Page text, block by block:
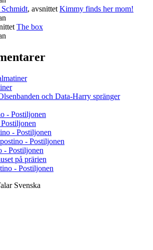
, avsnittetKimmy finds her mom!
The box
och Data-Harry spränger
- Postiljonen
- Postiljonen
- Postiljonen
- Postiljonen
på prärien
- Postiljonen